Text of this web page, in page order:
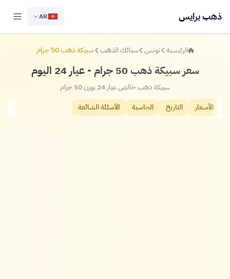
ذهب برايس AR
الرئيسية تونس سبائك الذهب سبيكة ذهب 50 جرام
سعر سبيكة ذهب 50 جرام - عيار 24 اليوم
سبيكة ذهب خالص عيار 24 بوزن 50 جرام
الأسعار
التاريخ الحاسبة الأسئلة الشائعة